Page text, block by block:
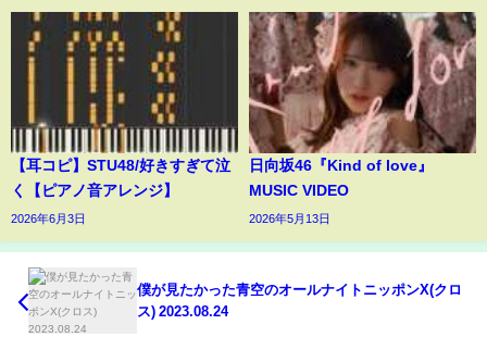
【耳コピ】STU48/好きすぎて泣
く【ピアノ音アレンジ】
2026年6月3日
日向坂46『Kind of love』
MUSIC VIDEO
2026年5月13日
僕が見たかった青空のオールナイトニッポンX(クロ
ス) 2023.08.24